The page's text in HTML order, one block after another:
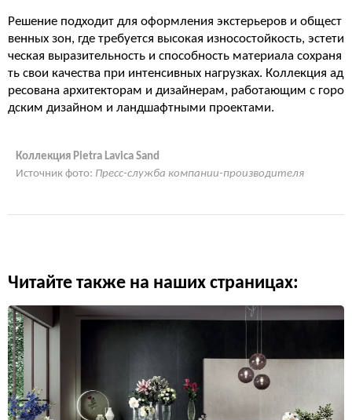
Решение подходит для оформления экстерьеров и общест
венных зон, где требуется высокая износостойкость, эстети
ческая выразительность и способность материала сохраня
ть свои качества при интенсивных нагрузках. Коллекция ад
ресована архитекторам и дизайнерам, работающим с горо
дским дизайном и ландшафтными проектами.
Коллекция Pietra Lavica Sand
Источник фото: Пресс-служба компании-производителя
Читайте также на наших страницах: